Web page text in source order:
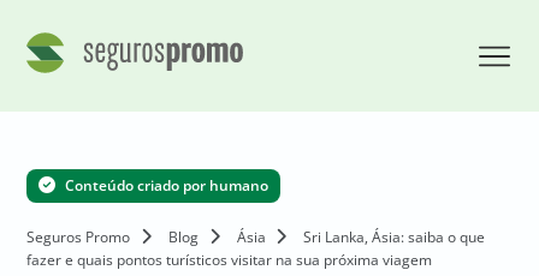
Conteúdo criado por humano
Seguros Promo Blog Ásia
Sri Lanka, Ásia: saiba o que
fazer e quais pontos turísticos visitar na sua próxima viagem